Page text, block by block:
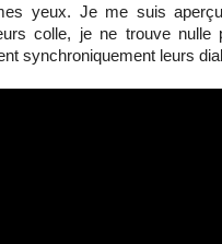
yeux. Je me suis
colle, je ne trouve nulle
synchroniquement leurs